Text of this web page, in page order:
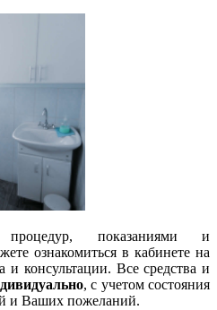
показаниями и
ознакомиться в кабинете на
консультации. Все средства и
, с учетом состояния
и Ваших пожеланий.